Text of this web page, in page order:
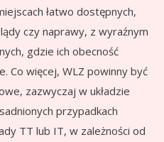
łatwo dostępnych,
czy naprawy, z wyraźnym
gdzie ich obecność
Co więcej, WLZ powinny być
zazwyczaj w układzie
przypadkach
TT lub IT, w zależności od